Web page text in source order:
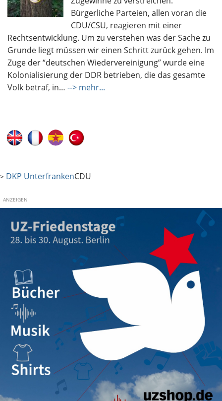
Bürgerliche Parteien, allen voran die
CDU/CSU, reagieren mit einer
Rechtsentwicklung. Um zu verstehen was der Sache zu
Grunde liegt müssen wir einen Schritt zurück gehen. Im
Zuge der “deutschen Wiedervereinigung” wurde eine
Kolonialisierung der DDR betrieben, die das gesamte
Volk betraf, in… --> mehr...
> DKP UnterfrankenCDU
ANZEIGEN